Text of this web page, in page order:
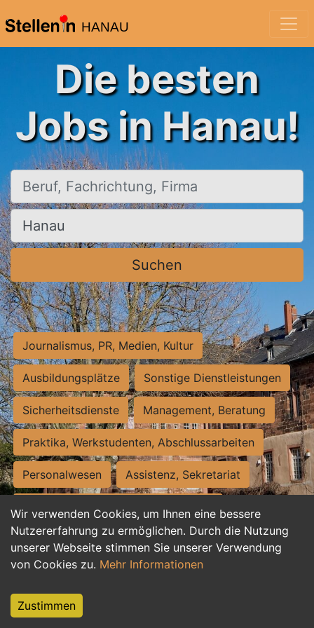
HANAU
Wir verwenden Cookies, um Ihnen eine bessere
Nutzererfahrung zu ermöglichen. Durch die Nutzung
unserer Webseite stimmen Sie unserer Verwendung
von Cookies zu. Mehr Informationen
Zustimmen
Die besten
Jobs in Hanau!
Beruf, Fachrichtung, Firma
Ort, Stadt
Suchen
Journalismus, PR, Medien, Kultur
Ausbildungsplätze Sonstige Dienstleistungen
Sicherheitsdienste Management, Beratung
Praktika, Werkstudenten, Abschlussarbeiten
Personalwesen Assistenz, Sekretariat
Hilfskräfte, Aushilfs- und Nebenjobs
Einkauf, Logistik, Materialwirtschaft
Weiterbildung, Studium, duale Ausbildung
Tourismus